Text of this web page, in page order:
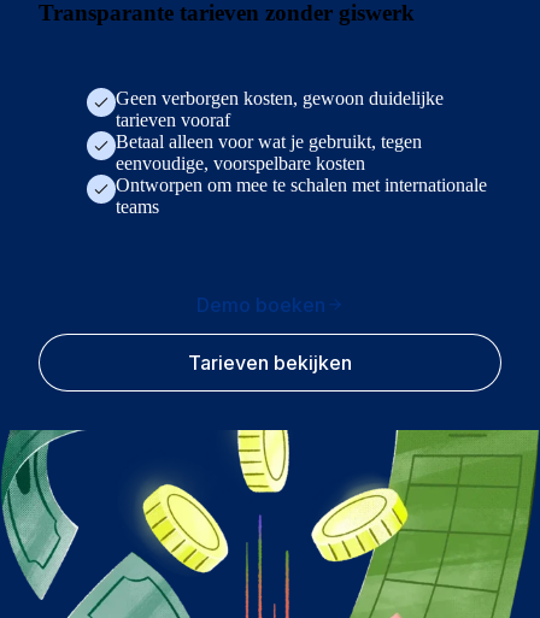
Transparante tarieven zonder giswerk
Geen verborgen kosten, gewoon duidelijke
tarieven vooraf
Betaal alleen voor wat je gebruikt, tegen
eenvoudige, voorspelbare kosten
Ontworpen om mee te schalen met internationale
teams
Demo boeken
Tarieven bekijken